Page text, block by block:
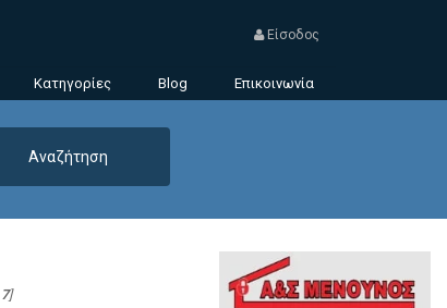
Είσοδος
Κατηγορίες Blog Επικοινωνία
7]